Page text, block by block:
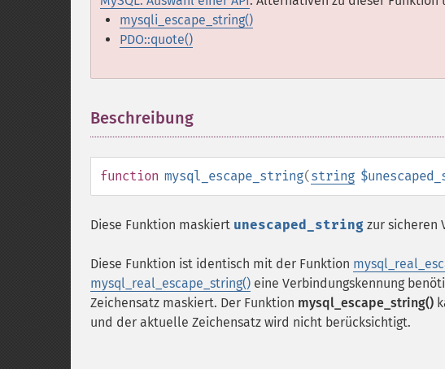
mysqli_escape_string()
PDO::quote()
Beschreibung
function mysql_escape_string(string
Diese Funktion maskiert unescaped_string zur sicheren
Diese Funktion ist identisch mit der Funktion
mysql_real_escape_string() eine Verbindungskennung
Zeichensatz maskiert. Der Funktion mysql_escape_string()
und der aktuelle Zeichensatz wird nicht berücksichtigt.